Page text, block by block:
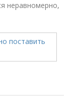
неравномерно,